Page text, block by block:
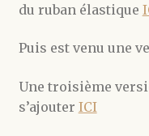
du ruban élastique
Puis est venu une
Une troisième
s’ajouter ICI